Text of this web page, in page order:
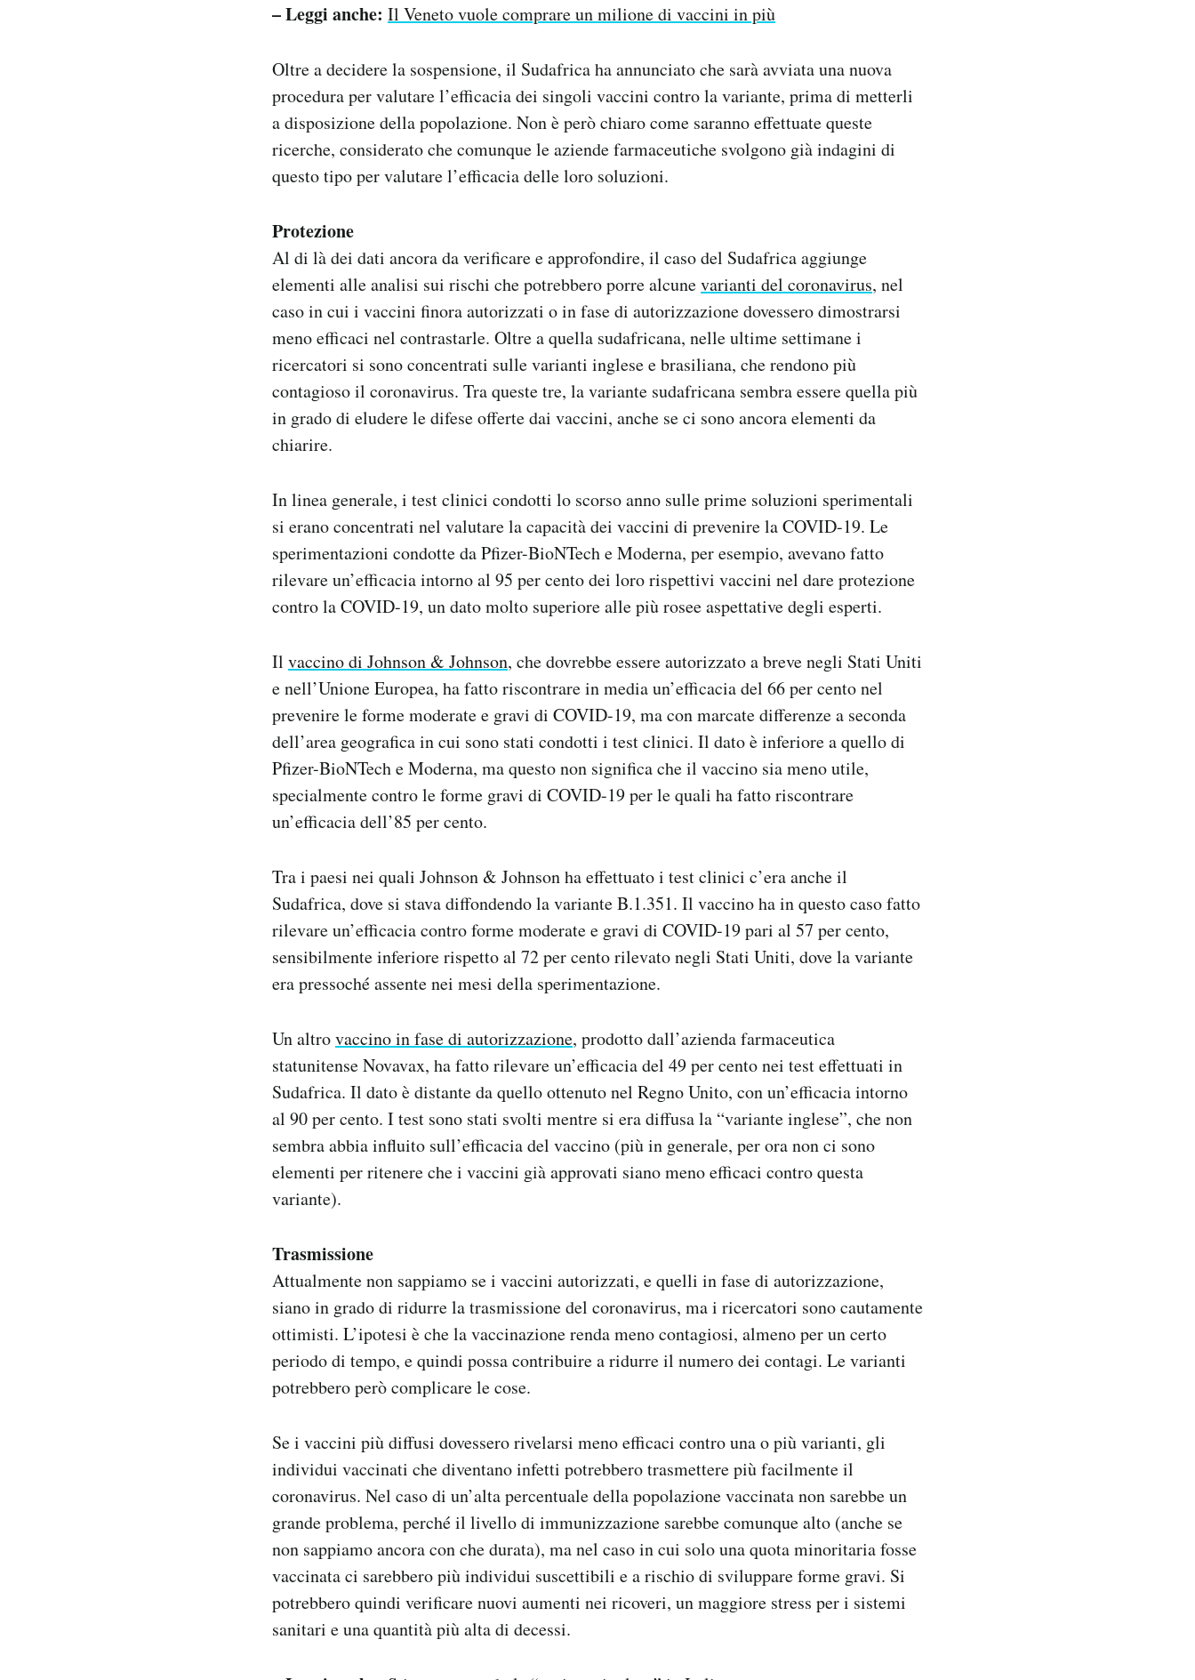
– Leggi anche: Il Veneto vuole comprare un milione di vaccini in più
Oltre a decidere la sospensione, il Sudafrica ha annunciato che sarà avviata una nuova
procedura per valutare l’efficacia dei singoli vaccini contro la variante, prima di metterli
a disposizione della popolazione. Non è però chiaro come saranno effettuate queste
ricerche, considerato che comunque le aziende farmaceutiche svolgono già indagini di
questo tipo per valutare l’efficacia delle loro soluzioni.
Protezione
Al di là dei dati ancora da verificare e approfondire, il caso del Sudafrica aggiunge
elementi alle analisi sui rischi che potrebbero porre alcunevarianti del coronavirus, nel
caso in cui i vaccini finora autorizzati o in fase di autorizzazione dovessero dimostrarsi
meno efficaci nel contrastarle. Oltre a quella sudafricana, nelle ultime settimane i
ricercatori si sono concentrati sulle varianti inglese e brasiliana, che rendono più
contagioso il coronavirus. Tra queste tre, la variante sudafricana sembra essere quella più
in grado di eludere le difese offerte dai vaccini, anche se ci sono ancora elementi da
chiarire.
In linea generale, i test clinici condotti lo scorso anno sulle prime soluzioni sperimentali
si erano concentrati nel valutare la capacità dei vaccini di prevenire la COVID-19. Le
sperimentazioni condotte da Pfizer-BioNTech e Moderna, per esempio, avevano fatto
rilevare un’efficacia intorno al 95 per cento dei loro rispettivi vaccini nel dare protezione
contro la COVID-19, un dato molto superiore alle più rosee aspettative degli esperti.
Il vaccino di Johnson & Johnson, che dovrebbe essere autorizzato a breve negli Stati Uniti
e nell’Unione Europea, ha fatto riscontrare in media un’efficacia del 66 per cento nel
prevenire le forme moderate e gravi di COVID-19, ma con marcate differenze a seconda
dell’area geografica in cui sono stati condotti i test clinici. Il dato è inferiore a quello di
Pfizer-BioNTech e Moderna, ma questo non significa che il vaccino sia meno utile,
specialmente contro le forme gravi di COVID-19 per le quali ha fatto riscontrare
un’efficacia dell’85 per cento.
Tra i paesi nei quali Johnson & Johnson ha effettuato i test clinici c’era anche il
Sudafrica, dove si stava diffondendo la variante B.1.351. Il vaccino ha in questo caso fatto
rilevare un’efficacia contro forme moderate e gravi di COVID-19 pari al 57 per cento,
sensibilmente inferiore rispetto al 72 per cento rilevato negli Stati Uniti, dove la variante
era pressoché assente nei mesi della sperimentazione.
Un altrovaccino in fase di autorizzazione, prodotto dall’azienda farmaceutica
statunitense Novavax, ha fatto rilevare un’efficacia del 49 per cento nei test effettuati in
Sudafrica. Il dato è distante da quello ottenuto nel Regno Unito, con un’efficacia intorno
al 90 per cento. I test sono stati svolti mentre si era diffusa la “variante inglese”, che non
sembra abbia influito sull’efficacia del vaccino (più in generale, per ora non ci sono
elementi per ritenere che i vaccini già approvati siano meno efficaci contro questa
variante).
Trasmissione
Attualmente non sappiamo se i vaccini autorizzati, e quelli in fase di autorizzazione,
siano in grado di ridurre la trasmissione del coronavirus, ma i ricercatori sono cautamente
ottimisti. L’ipotesi è che la vaccinazione renda meno contagiosi, almeno per un certo
periodo di tempo, e quindi possa contribuire a ridurre il numero dei contagi. Le varianti
potrebbero però complicare le cose.
Se i vaccini più diffusi dovessero rivelarsi meno efficaci contro una o più varianti, gli
individui vaccinati che diventano infetti potrebbero trasmettere più facilmente il
coronavirus. Nel caso di un’alta percentuale della popolazione vaccinata non sarebbe un
grande problema, perché il livello di immunizzazione sarebbe comunque alto (anche se
non sappiamo ancora con che durata), ma nel caso in cui solo una quota minoritaria fosse
vaccinata ci sarebbero più individui suscettibili e a rischio di sviluppare forme gravi. Si
potrebbero quindi verificare nuovi aumenti nei ricoveri, un maggiore stress per i sistemi
sanitari e una quantità più alta di decessi.